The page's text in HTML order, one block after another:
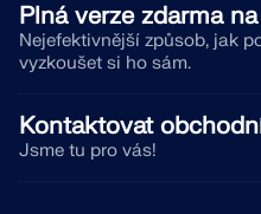
Plná verze zdarma
Nejefektivnější způsob, jak
vyzkoušet si ho sám.
Kontaktovat
Jsme tu pro vás!